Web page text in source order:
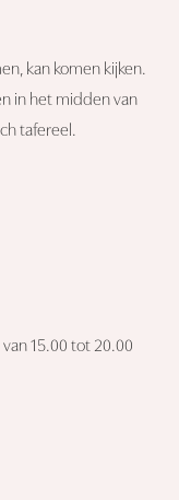
kan komen kijken.
in het midden van
tafereel.
15.00 tot 20.00